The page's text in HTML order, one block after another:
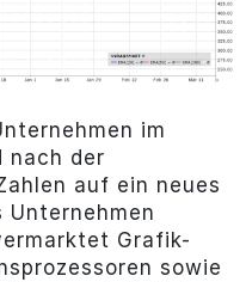
im
nach der
auf ein neues
Unternehmen
Grafik-
sowie